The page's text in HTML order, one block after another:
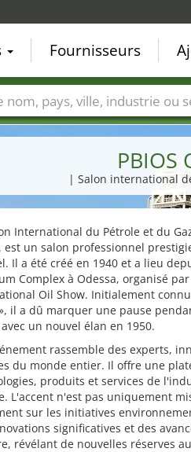
PBIOS
| Salon international
International du Pétrole et du
est un salon professionnel
Il a été créé en 1940 et a lieu
Complex à Odessa, organisé
Oil Show. Initialement
il a dû marquer une pause
un nouvel élan en 1950.
rassemble des experts,
du monde entier. Il offre une
produits et services de
L'accent n'est pas uniquement
sur les initiatives
significatives et des
révélant de nouvelles réserves
Fournisseurs
Villes Secteurs de foire